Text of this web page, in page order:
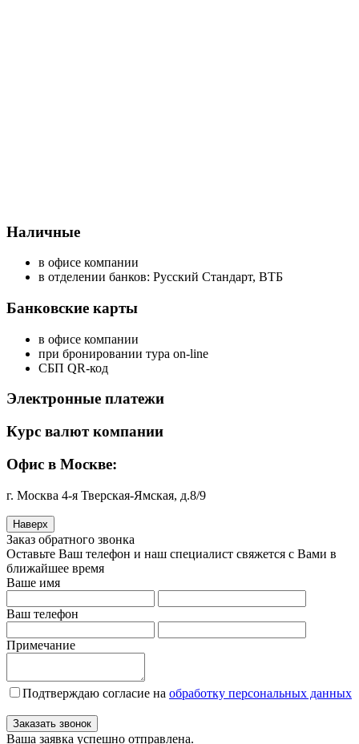
Наличные
в офисе компании
в отделении банков: Русский Стандарт, ВТБ
Банковские карты
в офисе компании
при бронировании тура on-line
СБП QR-код
Электронные платежи
Курс валют компании
Офис в Москве:
г. Москва 4-я Тверская-Ямская, д.8/9
Наверх
Заказ обратного звонка
Оставьте Ваш телефон и наш специалист свяжется с Вами в
ближайшее время
Ваше имя
Ваш телефон
Примечание
Подтверждаю согласие на обработку персональных данных
Заказать звонок
Ваша заявка успешно отправлена.